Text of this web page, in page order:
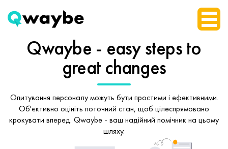
Qwaybe - easy stepsto
great changes
Опитування персоналу можуть бути простими і ефективними.
Об'єктивно оцініть поточний стан, щоб цілеспрямовано
крокувати вперед. Qwaybe - ваш надійний помічник на цьому
шляху.